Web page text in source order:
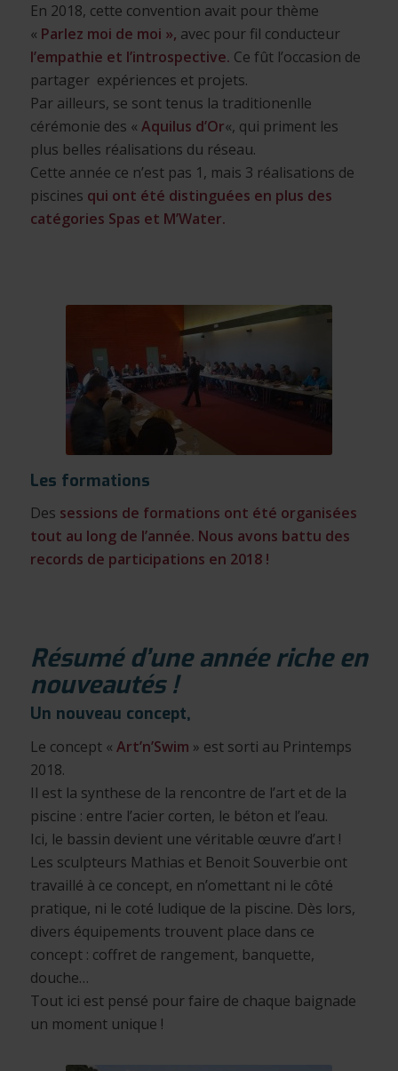
En 2018, cette convention avait pour thème
« Parlez moi de moi », avec pour fil conducteur
l’empathie et l’introspective. Ce fût l’occasion de
partager expériences et projets.
Par ailleurs, se sont tenus la traditionenlle
cérémonie des « Aquilus d’Or«, qui priment les
plus belles réalisations du réseau.
Cette année ce n’est pas 1, mais 3 réalisations de
piscines qui ont été distinguées en plus des
catégories Spas et M’Water.
Les formations
Des sessions de formations ont été organisées
tout au long de l’année. Nous avons battu des
records de participations en 2018 !
Résumé d’une année riche en
nouveautés !
Un nouveau concept,
Le concept « Art’n’Swim » est sorti au Printemps
2018.
Il est la synthese de la rencontre de l’art et de la
piscine : entre l’acier corten, le béton et l’eau.
Ici, le bassin devient une véritable œuvre d’art !
Les sculpteurs Mathias et Benoit Souverbie ont
travaillé à ce concept, en n’omettant ni le côté
pratique, ni le coté ludique de la piscine. Dès lors,
divers équipements trouvent place dans ce
concept : coffret de rangement, banquette,
douche…
Tout ici est pensé pour faire de chaque baignade
un moment unique !